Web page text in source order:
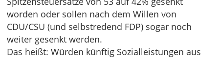
worden oder sollen nach dem Willen von
CDU/CSU (und selbstredend FDP) sogar noch
weiter gesenkt werden.
Das heißt: Würden künftig Sozialleistungen aus